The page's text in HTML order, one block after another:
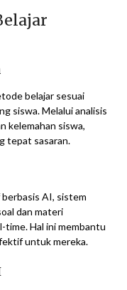
belajar sesuai
siswa. Melalui analisis
kelemahan siswa,
tepat sasaran.
AI, sistem
dan materi
time. Hal ini membantu
untuk mereka.